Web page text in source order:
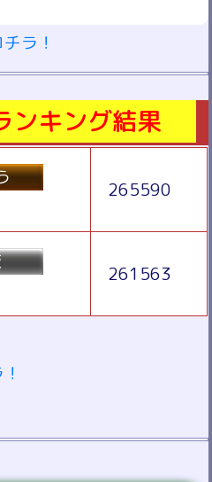
ラ！
ンキング結果
265590
261563